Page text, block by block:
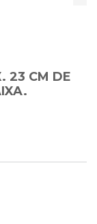
23 CM DE